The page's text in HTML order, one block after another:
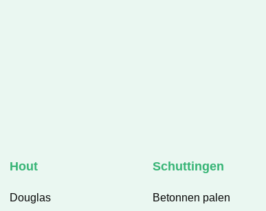
Hout
Douglas
Schuttingen
Betonnen palen